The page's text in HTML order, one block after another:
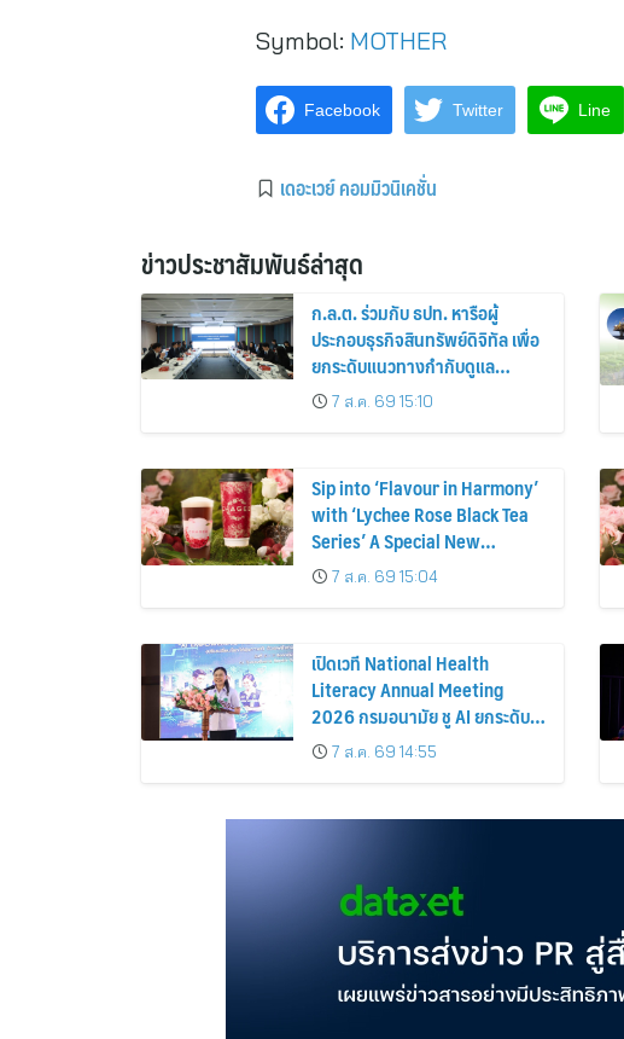
Symbol: MOTHER
Facebook Twitter Line
เดอะเวย์ คอมมิวนิเคชั่น
ข่าวประชาสัมพันธ์ล่าสุด
ก.ล.ต. ร่วมกับ ธปท. หารือผู้
ประกอบธุรกิจสินทรัพย์ดิจิทัล เพื่อ
ยกระดับแนวทางกำกับดูแล
ธุรกรรม stablecoin มุ่งสกัดกั้น
อาชญากรรมทางเทคโนโลยี
7 ส.ค. 69 15:10
Sip into ‘Flavour in Harmony’
with ‘Lychee Rose Black Tea
Series’ A Special New
Creation from CHAGEE,
Exclusively for Thailand
7 ส.ค. 69 15:04
เปิดเวที National Health
Literacy Annual Meeting
2026 กรมอนามัย ชู AI ยกระดับ
ความรอบรู้ด้านสุขภาพ รับโลก
อนาคต
7 ส.ค. 69 14:55